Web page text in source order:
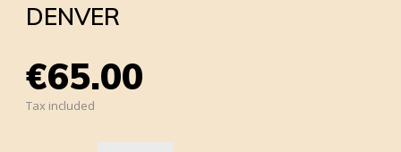
DENVER
€65.00
Tax included